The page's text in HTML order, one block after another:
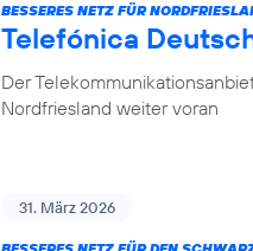
BESSERES NETZ FÜR
Telefónica
Der
Nordfriesland weiter voran
31. März 2026